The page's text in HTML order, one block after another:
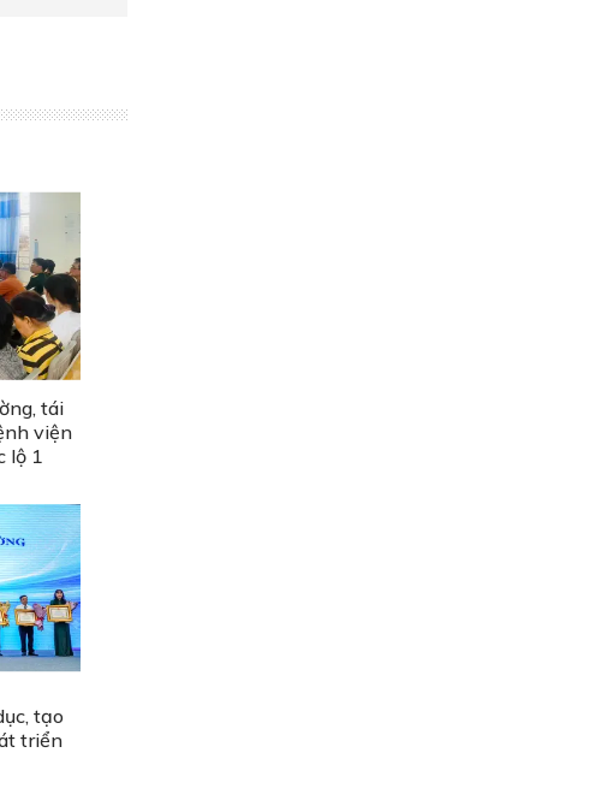
tái
viện
lộ 1
tạo
triển